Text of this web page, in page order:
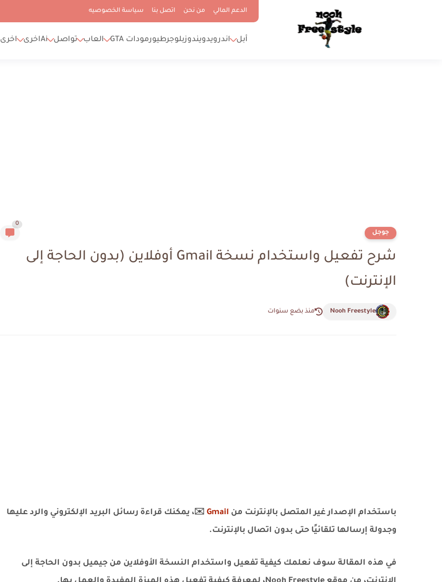
الدعم المالي من نحن اتصل بنا سياسة الخصوصيه
أبل اندرويدويندوزبلوجرطيورمودات GTA العاب تواصل Aiاخرى اخرى 2
جوجل
0
شرح تفعيل واستخدام نسخة Gmail أوفلاين (بدون الحاجة إلى
الإنترنت)
Nooh Freestyle منذ بضع سنوات
باستخدام الإصدار غير المتصل بالإنترنت من Gmail ✉️، يمكنك قراءة رسائل البريد الإلكتروني والرد عليها
وجدولة إرسالها تلقائيًا حتى بدون اتصال بالإنترنت.
في هذه المقالة سوف نعلمك كيفية تفعيل واستخدام النسخة الأوفلاين من جيميل بدون الحاجة إلى